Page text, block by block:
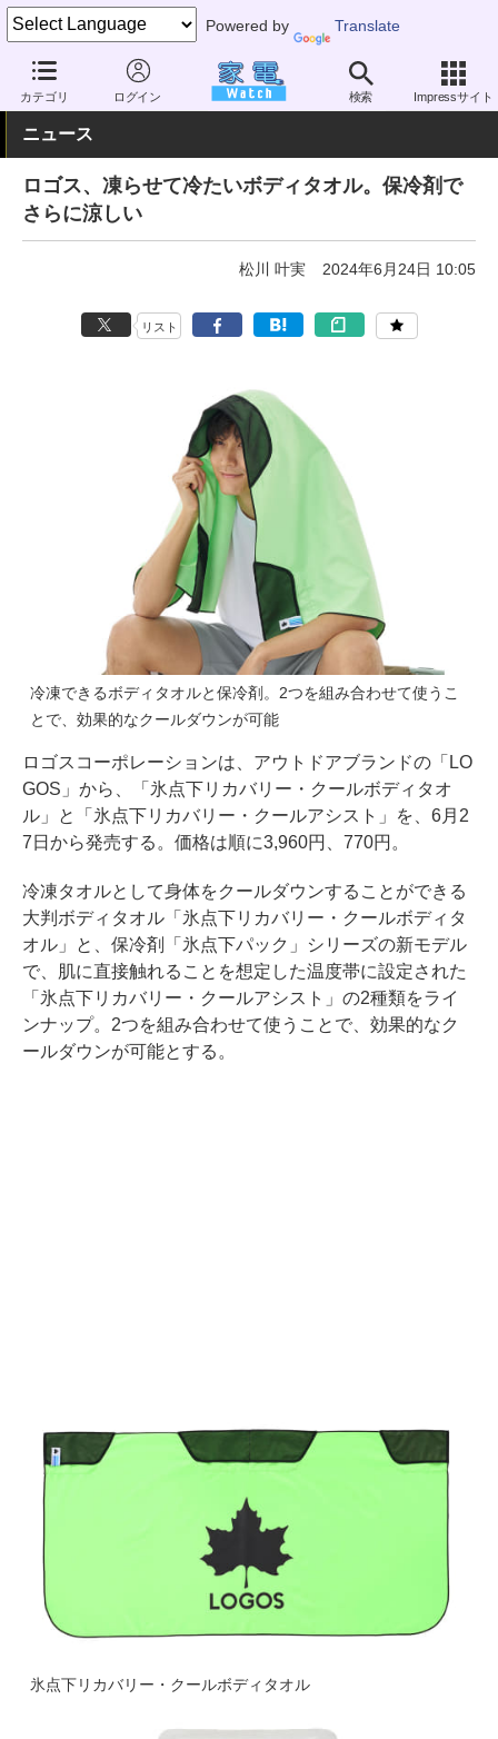
Powered by Translate
カテゴリ ログイン 検索 Impressサイト
家電 Watch その他・家電 雑貨 雑貨（一般）
ニュース
ロゴス、凍らせて冷たいボディタオル。保冷剤で
さらに涼しい
松川 叶実 2024年6月24日 10:05
リスト
冷凍できるボディタオルと保冷剤。2つを組み合わせて使うこ
とで、効果的なクールダウンが可能
ロゴスコーポレーションは、アウトドアブランドの「LO
GOS」から、「氷点下リカバリー・クールボディタオ
ル」と「氷点下リカバリー・クールアシスト」を、6月2
7日から発売する。価格は順に3,960円、770円。
冷凍タオルとして身体をクールダウンすることができる
大判ボディタオル「氷点下リカバリー・クールボディタ
オル」と、保冷剤「氷点下パック」シリーズの新モデル
で、肌に直接触れることを想定した温度帯に設定された
「氷点下リカバリー・クールアシスト」の2種類をライ
ンナップ。2つを組み合わせて使うことで、効果的なク
ールダウンが可能とする。
氷点下リカバリー・クールボディタオル